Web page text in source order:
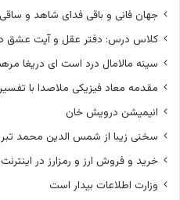
جهان فانی و باقی فدای شاهد و ساقی
کلاس درس: دفتر عقل و آیت عشق
سینه مالامال درد است ای دریغا
مقدمه معاد فیزیکی ملاصدا با
انیمیشن درویش خان
سخنی زیبا از شمس الدین محمد
خرید و فروش ارز و رمزارز در
وزارت اطلاعات بیدار است